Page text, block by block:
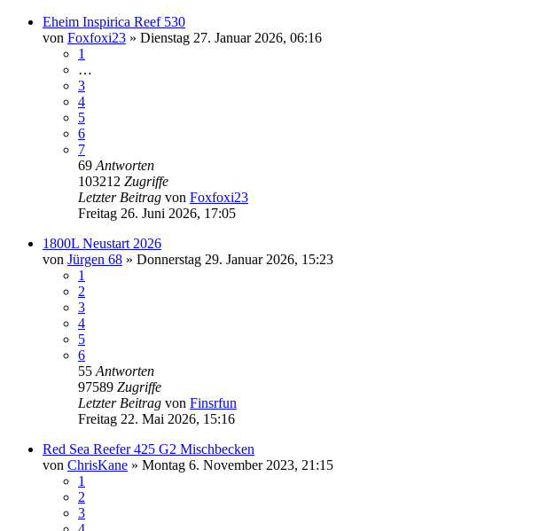
Eheim Inspirica Reef 530
von Foxfoxi23 » Dienstag 27. Januar 2026, 06:16
1
…
3
4
5
6
7
69 Antworten
103212 Zugriffe
Letzter Beitrag von Foxfoxi23
Freitag 26. Juni 2026, 17:05
1800L Neustart 2026
von Jürgen 68 » Donnerstag 29. Januar 2026, 15:23
1
2
3
4
5
6
55 Antworten
97589 Zugriffe
Letzter Beitrag von Finsrfun
Freitag 22. Mai 2026, 15:16
Red Sea Reefer 425 G2 Mischbecken
von ChrisKane » Montag 6. November 2023, 21:15
1
2
3